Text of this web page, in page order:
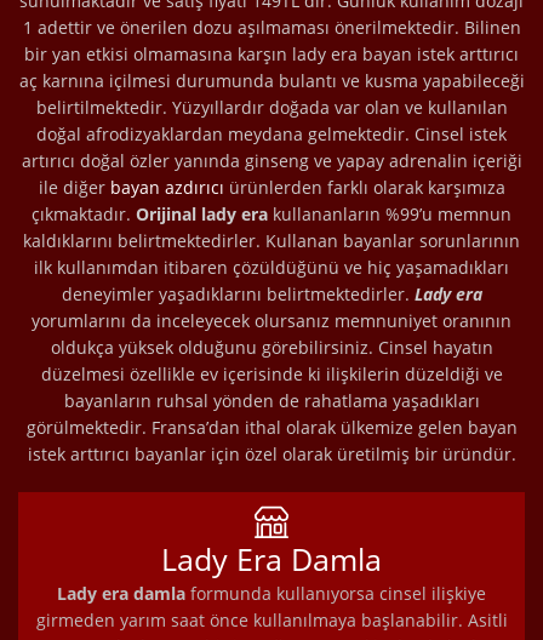
1 adettir ve önerilen dozu aşılmaması önerilmektedir. Bilinen
bir yan etkisi olmamasına karşın lady era bayan istek arttırıcı
aç karnına içilmesi durumunda bulantı ve kusma yapabileceği
belirtilmektedir. Yüzyıllardır doğada var olan ve kullanılan
doğal afrodizyaklardan meydana gelmektedir. Cinsel istek
artırıcı doğal özler yanında ginseng ve yapay adrenalin içeriği
ile diğer bayan azdırıcı ürünlerden farklı olarak karşımıza
çıkmaktadır. Orijinal lady era kullananların %99’u memnun
kaldıklarını belirtmektedirler. Kullanan bayanlar sorunlarının
ilk kullanımdan itibaren çözüldüğünü ve hiç yaşamadıkları
deneyimler yaşadıklarını belirtmektedirler. Lady era
yorumlarını da inceleyecek olursanız memnuniyet oranının
oldukça yüksek olduğunu görebilirsiniz. Cinsel hayatın
düzelmesi özellikle ev içerisinde ki ilişkilerin düzeldiği ve
bayanların ruhsal yönden de rahatlama yaşadıkları
görülmektedir. Fransa’dan ithal olarak ülkemize gelen bayan
istek arttırıcı bayanlar için özel olarak üretilmiş bir üründür.
Lady Era Damla
Lady era damla formunda kullanıyorsa cinsel ilişkiye
girmeden yarım saat önce kullanılmaya başlanabilir. Asitli